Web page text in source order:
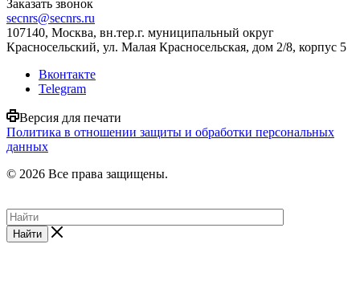
Заказать звонок
secnrs@secnrs.ru
107140, Москва, вн.тер.г. муниципальный округ
Красносельский, ул. Малая Красносельская, дом 2/8, корпус 5
Вконтакте
Telegram
Версия для печати
Политика в отношении защиты и обработки персональных
данных
© 2026 Все права защищены.
Найти